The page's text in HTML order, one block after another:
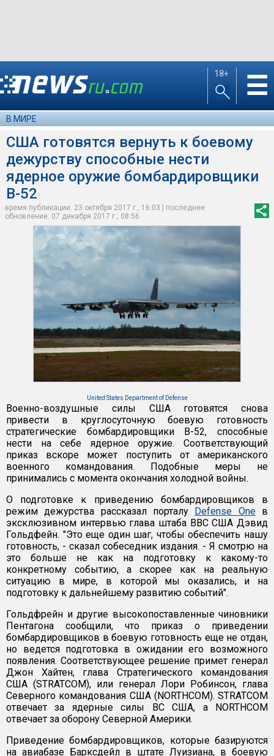
18+ ☰
В МИРЕ
США готовятся вернуть к боевому
дежурству способные нести
ядерное оружие бомбардировщики
B-52
время публикации: 23 октября 2017 г., 16:03 | последнее
обновление: 07 декабря 2017 г., 08:56
United States Department of Defense
Военно-воздушные силы США готовятся снова
привести в круглосуточную боевую готовность
стратегические бомбардировщики B-52, способные
нести на себе ядерное оружие. Соответствующий
приказ вскоре может поступить от американского
военного командования. Подобные меры не
принимались с момента окончания холодной войны.
О подготовке к приведению бомбардировщиков в
режим дежурства рассказал порталу Defense Oneв
эксклюзивном интервью глава штаба ВВС США Дэвид
Гольдфейн. "Это еще один шаг, чтобы обеспечить нашу
готовность, - сказал собеседник издания. - Я смотрю на
это больше не как на подготовку к какому-то
конкретному событию, а скорее как на реальную
ситуацию в мире, в которой мы оказались, и на
подготовку к дальнейшему развитию событий".
Гольдфрейн и другие высокопоставленные чиновники
Пентагона сообщили, что приказ о приведении
бомбардировщиков в боевую готовность еще не отдан,
но ведется подготовка в ожидании его возможного
появления. Соответствующее решение примет генерал
Джон Хайтен, глава Стратегического командования
США (STRATCOM), или генерал Лори Робинсон, глава
Северного командования США (NORTHCOM). STRATCOM
отвечает за ядерные силы ВС США, а NORTHCOM
отвечает за оборону Северной Америки.
Приведение бомбардировщиков, которые базируются
на авиабазе Барксдейл в штате Луизиана, в боевую